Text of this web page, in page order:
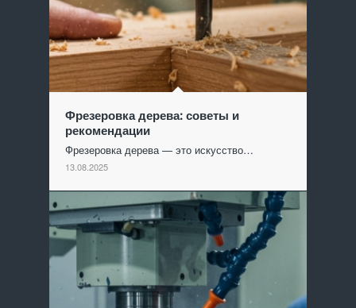
Фрезеровка дерева: советы и
рекомендации
Фрезеровка дерева — это искусство…
13.08.2025